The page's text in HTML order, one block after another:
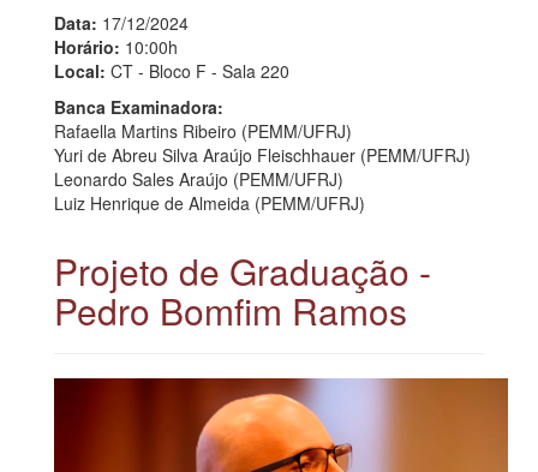
Data: 17/12/2024
Horário: 10:00h
Local: CT - Bloco F - Sala 220
Banca Examinadora:
Rafaella Martins Ribeiro (PEMM/UFRJ)
Yuri de Abreu Silva Araújo Fleischhauer (PEMM/UFRJ)
Leonardo Sales Araújo (PEMM/UFRJ)
Luiz Henrique de Almeida (PEMM/UFRJ)
Projeto de Graduação -
Pedro Bomfim Ramos